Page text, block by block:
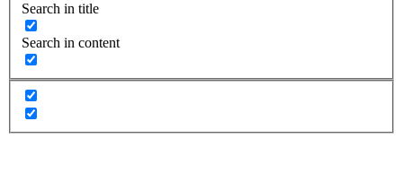
Search in title
Search in content